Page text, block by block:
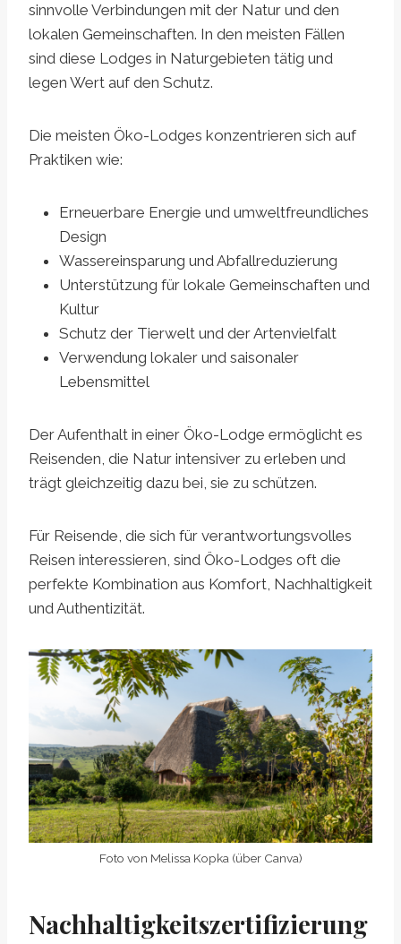
sinnvolle Verbindungen mit der Natur und den
lokalen Gemeinschaften. In den meisten Fällen
sind diese Lodges in Naturgebieten tätig und
legen Wert auf den Schutz.
Die meisten Öko-Lodges konzentrieren sich auf
Praktiken wie:
Erneuerbare Energie und umweltfreundliches
Design
Wassereinsparung und Abfallreduzierung
Unterstützung für lokale Gemeinschaften und
Kultur
Schutz der Tierwelt und der Artenvielfalt
Verwendung lokaler und saisonaler
Lebensmittel
Der Aufenthalt in einer Öko-Lodge ermöglicht es
Reisenden, die Natur intensiver zu erleben und
trägt gleichzeitig dazu bei, sie zu schützen.
Für Reisende, die sich für verantwortungsvolles
Reisen interessieren, sind Öko-Lodges oft die
perfekte Kombination aus Komfort, Nachhaltigkeit
und Authentizität.
Foto von Melissa Kopka (über Canva)
Nachhaltigkeitszertifizierung